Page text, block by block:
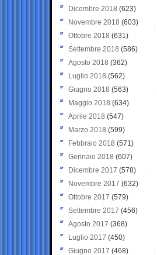
Dicembre 2018 (623)
Novembre 2018 (603)
Ottobre 2018 (631)
Settembre 2018 (586)
Agosto 2018 (362)
Luglio 2018 (562)
Giugno 2018 (563)
Maggio 2018 (634)
Aprile 2018 (547)
Marzo 2018 (599)
Febbraio 2018 (571)
Gennaio 2018 (607)
Dicembre 2017 (578)
Novembre 2017 (632)
Ottobre 2017 (579)
Settembre 2017 (456)
Agosto 2017 (368)
Luglio 2017 (450)
Giugno 2017 (468)